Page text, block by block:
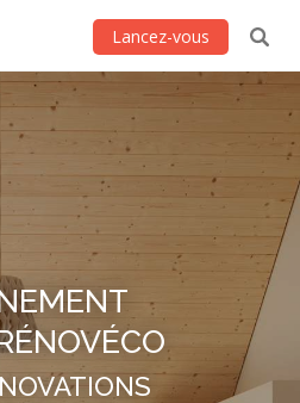
Lancez-vous